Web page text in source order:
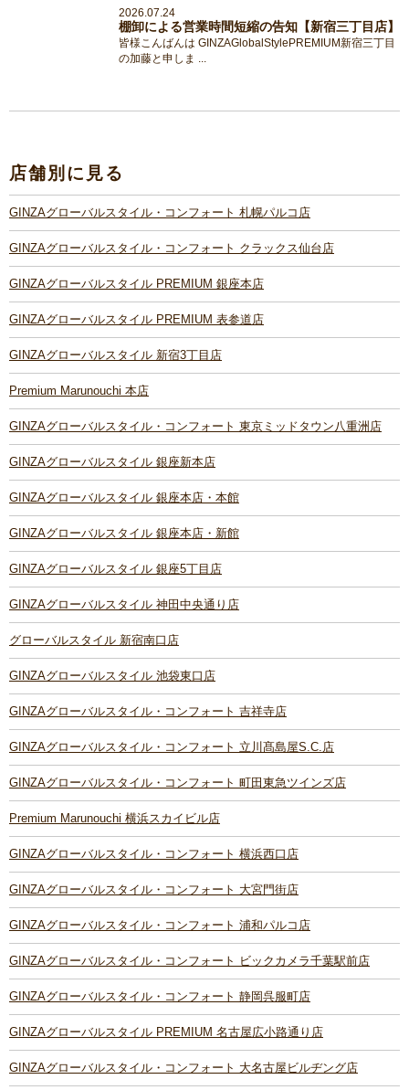
2026.07.24
棚卸による営業時間短縮の告知【新宿三丁目店】
皆様こんばんは GINZAGlobalStylePREMIUM新宿三丁目
の加藤と申しま ...
店舗別に見る
GINZAグローバルスタイル・コンフォート 札幌パルコ店
GINZAグローバルスタイル・コンフォート クラックス仙台店
GINZAグローバルスタイル PREMIUM 銀座本店
GINZAグローバルスタイル PREMIUM 表参道店
GINZAグローバルスタイル 新宿3丁目店
Premium Marunouchi 本店
GINZAグローバルスタイル・コンフォート 東京ミッドタウン八重洲店
GINZAグローバルスタイル 銀座新本店
GINZAグローバルスタイル 銀座本店・本館
GINZAグローバルスタイル 銀座本店・新館
GINZAグローバルスタイル 銀座5丁目店
GINZAグローバルスタイル 神田中央通り店
グローバルスタイル 新宿南口店
GINZAグローバルスタイル 池袋東口店
GINZAグローバルスタイル・コンフォート 吉祥寺店
GINZAグローバルスタイル・コンフォート 立川髙島屋S.C.店
GINZAグローバルスタイル・コンフォート 町田東急ツインズ店
Premium Marunouchi 横浜スカイビル店
GINZAグローバルスタイル・コンフォート 横浜西口店
GINZAグローバルスタイル・コンフォート 大宮門街店
GINZAグローバルスタイル・コンフォート 浦和パルコ店
GINZAグローバルスタイル・コンフォート ビックカメラ千葉駅前店
GINZAグローバルスタイル・コンフォート 静岡呉服町店
GINZAグローバルスタイル PREMIUM 名古屋広小路通り店
GINZAグローバルスタイル・コンフォート 大名古屋ビルヂング店